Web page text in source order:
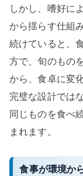
しかし、嗜好に
から揺らす仕組
続けていると、
方で、旬のもの
から、食卓に変
完璧な設計では
同じものを食べ
まれます。
食事が環境か